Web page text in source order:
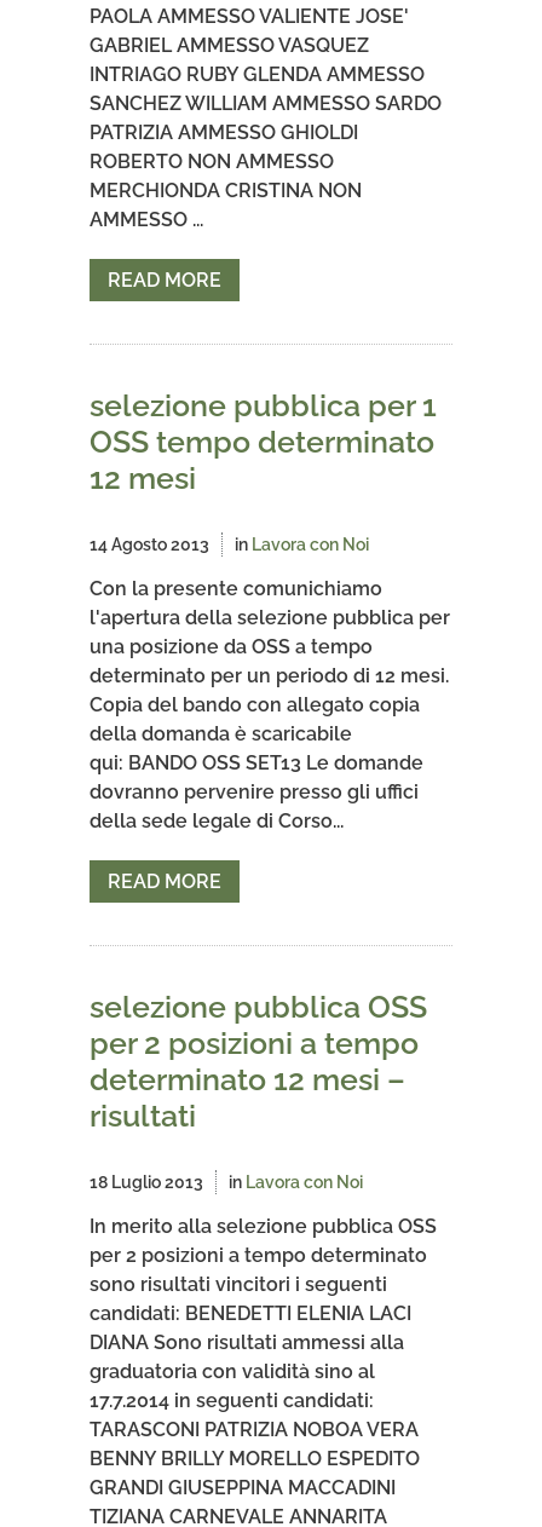
PAOLA AMMESSO VALIENTE JOSE'
GABRIEL AMMESSO VASQUEZ
INTRIAGO RUBY GLENDA AMMESSO
SANCHEZ WILLIAM AMMESSO SARDO
PATRIZIA AMMESSO GHIOLDI
ROBERTO NON AMMESSO
MERCHIONDA CRISTINA NON
AMMESSO ...
READ MORE
selezione pubblica per 1
OSS tempo determinato
12 mesi
14 Agosto 2013 in Lavora con Noi
Con la presente comunichiamo
l'apertura della selezione pubblica per
una posizione da OSS a tempo
determinato per un periodo di 12 mesi.
Copia del bando con allegato copia
della domanda è scaricabile
qui: BANDO OSS SET13 Le domande
dovranno pervenire presso gli uffici
della sede legale di Corso...
READ MORE
selezione pubblica OSS
per 2 posizioni a tempo
determinato 12 mesi –
risultati
18 Luglio 2013 in Lavora con Noi
In merito alla selezione pubblica OSS
per 2 posizioni a tempo determinato
sono risultati vincitori i seguenti
candidati: BENEDETTI ELENIA LACI
DIANA Sono risultati ammessi alla
graduatoria con validità sino al
17.7.2014 in seguenti candidati:
TARASCONI PATRIZIA NOBOA VERA
BENNY BRILLY MORELLO ESPEDITO
GRANDI GIUSEPPINA MACCADINI
TIZIANA CARNEVALE ANNARITA